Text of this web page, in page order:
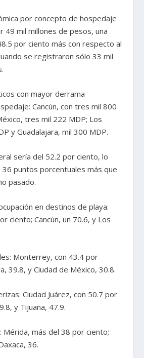
por concepto de hospedaje
49 mil millones de pesos, una
por ciento más con respecto al
se registraron sólo 33 mil
con mayor derrama
Cancún, con tres mil 800
tres mil 222 MDP; Los
y Guadalajara, mil 300 MDP.
sería del 52.2 por ciento, lo
puntos porcentuales más que
pasado.
en destinos de playa:
ciento; Cancún, un 70.6, y Los
Monterrey, con 43.4 por
39.8, y Ciudad de México, 30.8.
Ciudad Juárez, con 50.7 por
y Tijuana, 47.9.
Mérida, más del 38 por ciento;
36.